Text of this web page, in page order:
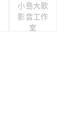
小島大歌
影音工作
室